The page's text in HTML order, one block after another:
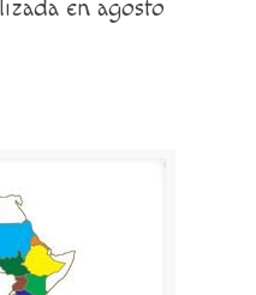
en agosto